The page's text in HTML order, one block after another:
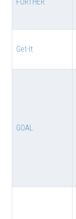
Get-It
GOAL